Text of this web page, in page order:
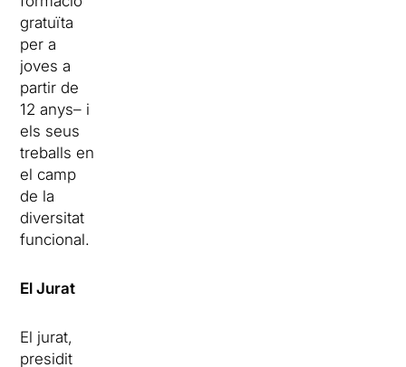
gratuïta
per a
joves a
partir de
12 anys– i
els seus
treballs en
el camp
de la
diversitat
funcional.
El Jurat
El jurat,
presidit